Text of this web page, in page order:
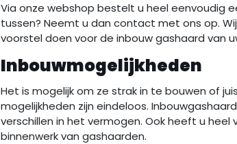
Via onze webshop bestelt u heel eenvoudig
tussen? Neemt u dan contact met ons op.
voorstel doen voor de inbouw gashaard van
Inbouwmogelijkheden
Het is mogelijk om ze strak in te bouwen of
mogelijkheden zijn eindeloos.
verschillen in het vermogen. Ook heeft u
binnenwerk van gashaarden.